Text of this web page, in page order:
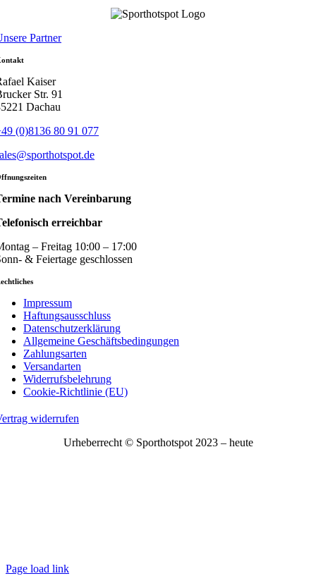
Partner
Kaiser
Str. 91
Dachau
(0)8136 80 91 077
nach Vereinbarung
erreichbar
– Freitag 10:00 – 17:00
& Feiertage geschlossen
Impressum
Haftungsausschluss
Datenschutzerklärung
Allgemeine Geschäftsbedingungen
Zahlungsarten
Versandarten
Widerrufsbelehrung
Cookie-Richtlinie (EU)
widerrufen
Urheberrecht © Sporthotspot 2023 – heute
Page load link